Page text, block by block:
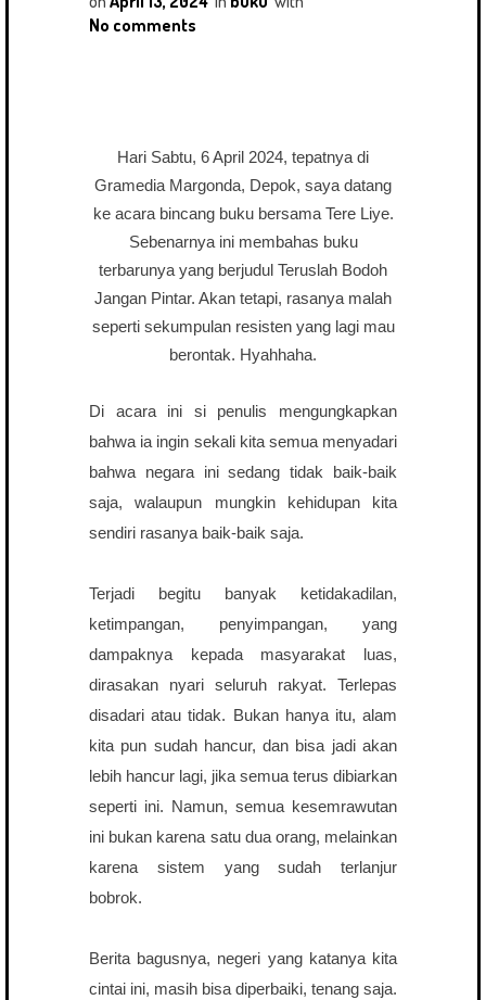
No comments
Hari Sabtu, 6 April 2024, tepatnya di
Gramedia Margonda, Depok, saya datang
ke acara bincang buku bersama Tere Liye.
Sebenarnya ini membahas buku
terbarunya yang berjudul Teruslah Bodoh
Jangan Pintar. Akan tetapi, rasanya malah
seperti sekumpulan resisten yang lagi mau
berontak. Hyahhaha.
Di acara ini si penulis mengungkapkan
bahwa ia ingin sekali kita semua menyadari
bahwa negara ini sedang tidak baik-baik
saja, walaupun mungkin kehidupan kita
sendiri rasanya baik-baik saja.
Terjadi begitu banyak ketidakadilan,
ketimpangan, penyimpangan, yang
dampaknya kepada masyarakat luas,
dirasakan nyari seluruh rakyat. Terlepas
disadari atau tidak. Bukan hanya itu, alam
kita pun sudah hancur, dan bisa jadi akan
lebih hancur lagi, jika semua terus dibiarkan
seperti ini. Namun, semua kesemrawutan
ini bukan karena satu dua orang, melainkan
karena sistem yang sudah terlanjur
bobrok.
Berita bagusnya, negeri yang katanya kita
cintai ini, masih bisa diperbaiki, tenang saja.